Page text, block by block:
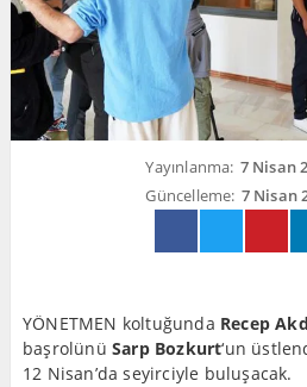
Yayınlanma: 7 Nisan
Güncelleme: 7 Nisan
YÖNETMEN koltuğunda Recep
başrolünü Sarp Bozkurt‘un
12 Nisan’da seyirciyle buluşacak.